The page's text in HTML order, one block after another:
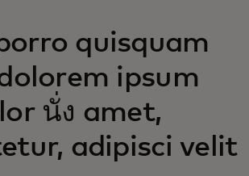
quisquam
ipsum
นั่ง amet,
adipisci velit